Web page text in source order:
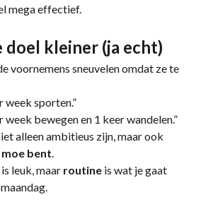
mega effectief.
doel kleiner (ja echt)
voornemens sneuvelen omdat ze te
week sporten.”
week bewegen en 1 keer wandelen.”
alleen ambitieus zijn, maar ook
bent.
leuk, maar routine is wat je gaat